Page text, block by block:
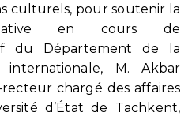
culturels, pour soutenir la
en cours de
du Département de la
internationale, M. Akbar
recteur chargé des affaires
d’État de Tachkent,